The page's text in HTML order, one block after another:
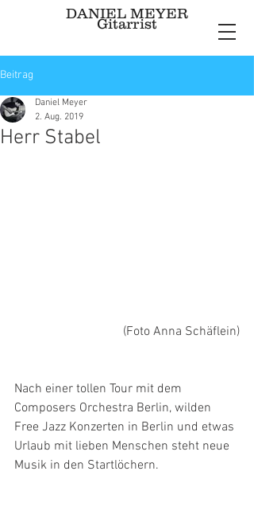
DANIEL MEYER
Gitarrist
Beitrag
Herr Stabel
Daniel Meyer
2. Aug. 2019
(Foto Anna Schäflein)
Nach einer tollen Tour mit dem
Composers Orchestra Berlin, wilden
Free Jazz Konzerten in Berlin und etwas
Urlaub mit lieben Menschen steht neue
Musik in den Startlöchern.